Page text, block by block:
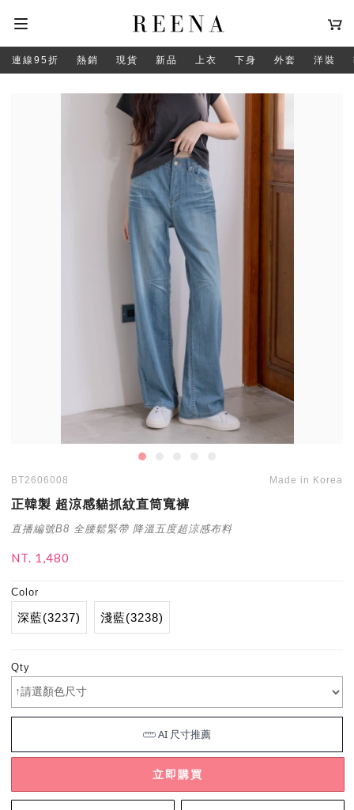
連線95折 熱銷 現貨 新品 上衣 下身 外套 洋裝
BT2606008 Made in Korea
正韓製 超涼感貓抓紋直筒寬褲
直播編號B8 全腰鬆緊帶 降溫五度超涼感布料
NT. 1,480
Color
深藍(3237) 淺藍(3238)
Qty
立即購買